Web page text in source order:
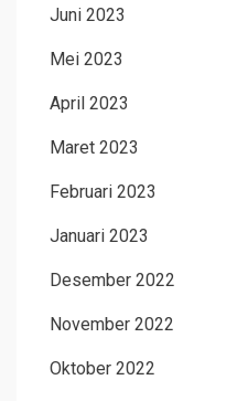
Juni 2023
Mei 2023
April 2023
Maret 2023
Februari 2023
Januari 2023
Desember 2022
November 2022
Oktober 2022